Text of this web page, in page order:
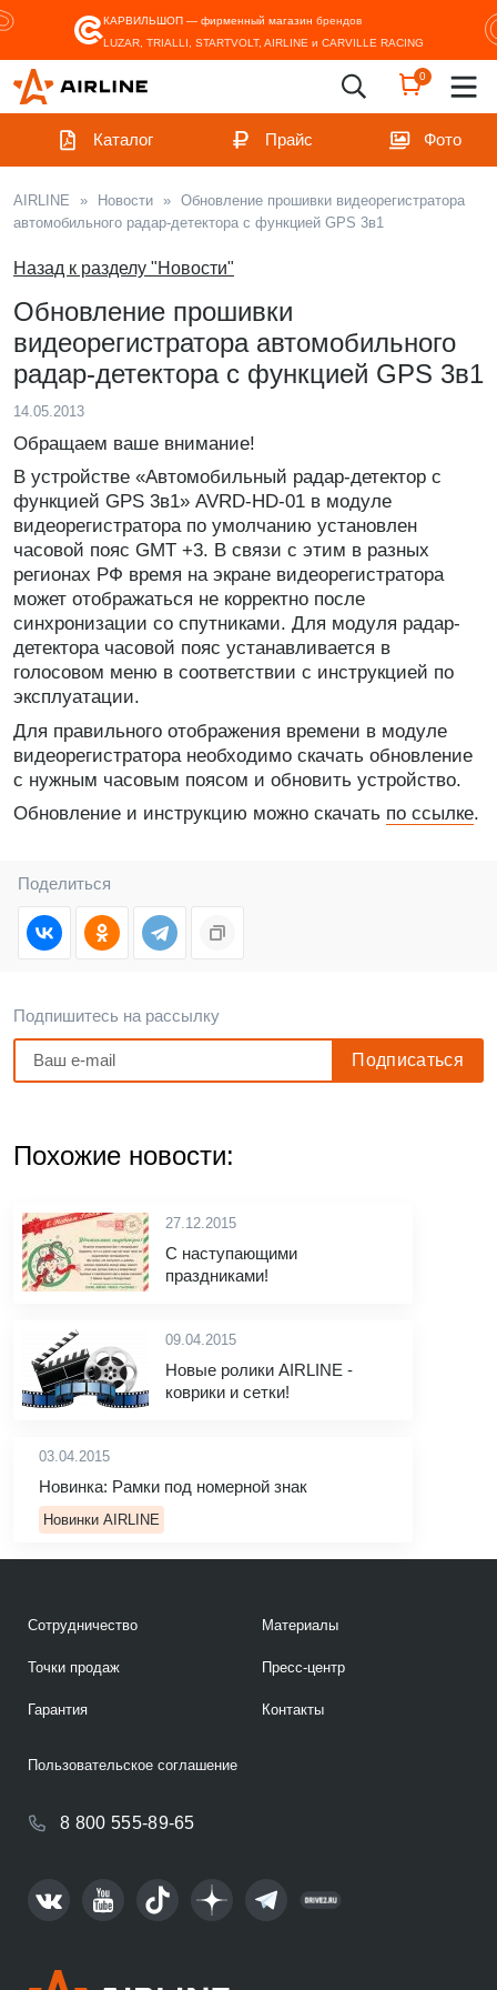
КАРВИЛЬШОП — фирменный магазин брендов
LUZAR, TRIALLI, STARTVOLT, AIRLINE и CARVILLE RACING
0
Каталог Прайс Фото
AIRLINE » Новости » Обновление прошивки видеорегистратора
автомобильного радар-детектора с функцией GPS 3в1
Назад к разделу "Новости"
Обновление прошивки
видеорегистратора автомобильного
радар-детектора с функцией GPS 3в1
14.05.2013
Обращаем ваше внимание!
В устройстве «Автомобильный радар-детектор с
функцией GPS 3в1» AVRD-HD-01 в модуле
видеорегистратора по умолчанию установлен
часовой пояс GMT +3. В связи с этим в разных
регионах РФ время на экране видеорегистратора
может отображаться не корректно после
синхронизации со спутниками. Для модуля радар-
детектора часовой пояс устанавливается в
голосовом меню в соответствии с инструкцией по
эксплуатации.
Для правильного отображения времени в модуле
видеорегистратора необходимо скачать обновление
с нужным часовым поясом и обновить устройство.
Обновление и инструкцию можно скачать по ссылке.
Поделиться
Подпишитесь на рассылку
Похожие новости:
27.12.2015
С наступающими
праздниками!
09.04.2015
Новые ролики AIRLINE -
коврики и сетки!
03.04.2015
Новинка: Рамки под номерной знак
Новинки AIRLINE
Сотрудничество
Точки продаж
Гарантия
Материалы
Пресс-центр
Контакты
8 800 555-89-65
Пользовательское соглашение